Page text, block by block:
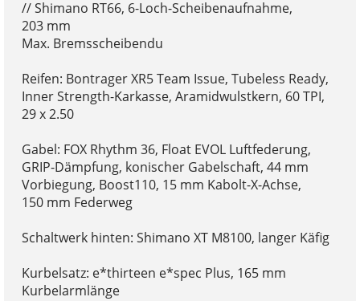
// Shimano RT66, 6-Loch-Scheibenaufnahme,
203 mm
Max. Bremsscheibendu
Reifen: Bontrager XR5 Team Issue, Tubeless Ready,
Inner Strength-Karkasse, Aramidwulstkern, 60 TPI,
29 x 2.50
Gabel: FOX Rhythm 36, Float EVOL Luftfederung,
GRIP-Dämpfung, konischer Gabelschaft, 44 mm
Vorbiegung, Boost110, 15 mm Kabolt-X-Achse,
150 mm Federweg
Schaltwerk hinten: Shimano XT M8100, langer Käfig
Kurbelsatz: e*thirteen e*spec Plus, 165 mm
Kurbelarmlänge